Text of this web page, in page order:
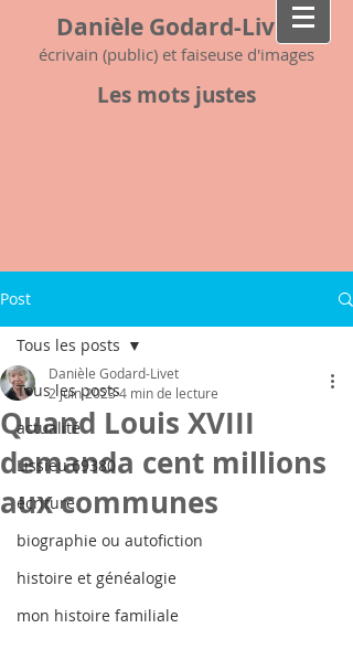
Danièle Godard-Livet
écrivain (public) et faiseuse d'images
Les mots justes
Post
Tous les posts
actualité
Lissieu 69380
écriture
biographie ou autofiction
histoire et généalogie
mon histoire familiale
Tous les posts
Quand Louis XVIII
demanda cent millions
aux communes
Danièle Godard-Livet
2 juin 20234 min de lecture